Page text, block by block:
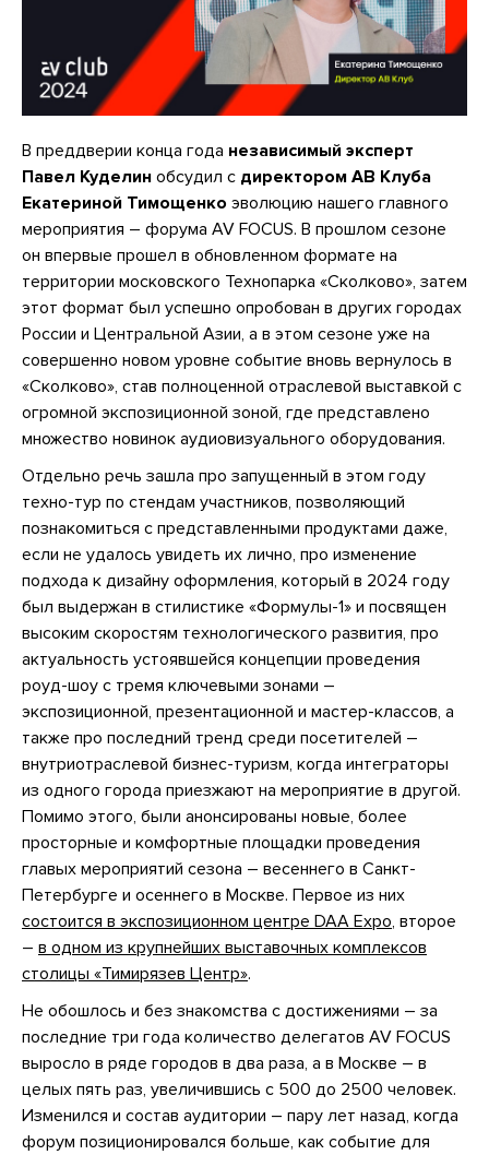
В преддверии конца года независимый эксперт
Павел Куделин обсудил с директором АВ Клуба
Екатериной Тимощенко эволюцию нашего главного
мероприятия – форума AV FOCUS. В прошлом сезоне
он впервые прошел в обновленном формате на
территории московского Технопарка «Сколково», затем
этот формат был успешно опробован в других городах
России и Центральной Азии, а в этом сезоне уже на
совершенно новом уровне событие вновь вернулось в
«Сколково», став полноценной отраслевой выставкой с
огромной экспозиционной зоной, где представлено
множество новинок аудиовизуального оборудования.
Отдельно речь зашла про запущенный в этом году
техно-тур по стендам участников, позволяющий
познакомиться с представленными продуктами даже,
если не удалось увидеть их лично, про изменение
подхода к дизайну оформления, который в 2024 году
был выдержан в стилистике «Формулы-1» и посвящен
высоким скоростям технологического развития, про
актуальность устоявшейся концепции проведения
роуд-шоу с тремя ключевыми зонами –
экспозиционной, презентационной и мастер-классов, а
также про последний тренд среди посетителей –
внутриотраслевой бизнес-туризм, когда интеграторы
из одного города приезжают на мероприятие в другой.
Помимо этого, были анонсированы новые, более
просторные и комфортные площадки проведения
главых мероприятий сезона – весеннего в Санкт-
Петербурге и осеннего в Москве. Первое из них
состоится в экспозиционном центре DAA Expo, второе
– в одном из крупнейших выставочных комплексов
столицы «Тимирязев Центр».
Не обошлось и без знакомства с достижениями – за
последние три года количество делегатов AV FOCUS
выросло в ряде городов в два раза, а в Москве – в
целых пять раз, увеличившись с 500 до 2500 человек.
Изменился и состав аудитории – пару лет назад, когда
форум позиционировался больше, как событие для